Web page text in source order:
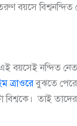
বয়সে বিশ্বনন্দিত
নন্দিত নেতা
ত্রাওরেবুঝতে
বিশ্বকে। তাই